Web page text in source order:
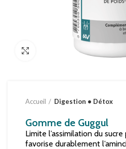
Cliquez pour agrandir
Accueil Digestion • Détox
Gomme de Guggul
Limite l’assimilation du
favorise durablement